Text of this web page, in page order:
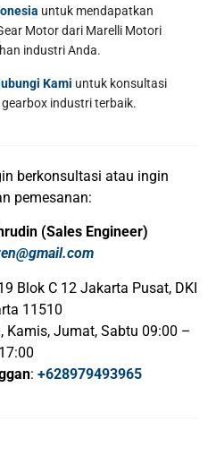
untuk mendapatkan
Motor dari Marelli Motori
industri Anda.
Kami untuk konsultasi
industri terbaik.
berkonsultasi atau ingin
pemesanan:
(Sales Engineer)
Blok C 12 Jakarta Pusat, DKI
11510
Kamis, Jumat, Sabtu 09:00 –
17:00
: +628979493965